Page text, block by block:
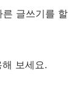
글쓰기를 할
보세요.